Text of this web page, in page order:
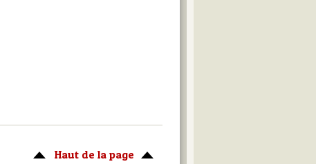
Haut de la page